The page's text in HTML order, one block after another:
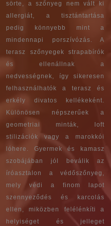
sörte, a szőnyeg nem vált ki
allergiát, a tisztántartása
pedig könnyebb mint a
mindennapi porszívózás. A
terasz szőnyegek strapabírók
és ellenállnak a
nedvességnek, így sikeresen
felhasználhatók a terasz és
erkély divatos kellékeként.
Különösen népszerűek a
geometriai minták, loft
stilizációk vagy a marokkói
lóhere. Gyermek és kamasz
szobájában jól beválik az
íróasztalon a védőszőnyeg,
mely védi a finom lapot
szennyeződés és karcolás
ellen, miközben felélénkíti a
helyiséget és jelleget